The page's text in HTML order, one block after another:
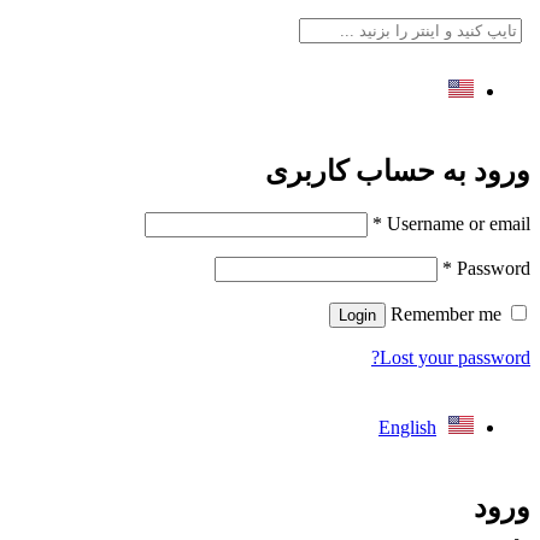
English
به حساب کاربری
Username or
*
*
Remember me
Login
Lost your
English